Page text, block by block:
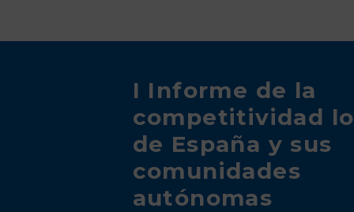
I Informe de la
competitividad
de España y sus
comunidades
autónomas